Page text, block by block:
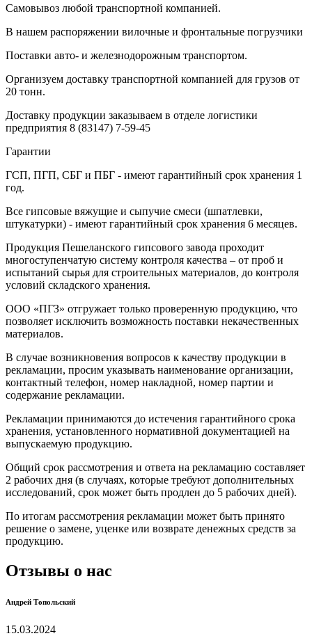
Самовывоз любой транспортной компанией.
В нашем распоряжении вилочные и фронтальные погрузчики
Поставки авто- и железнодорожным транспортом.
Организуем доставку транспортной компанией для грузов от
20 тонн.
Доставку продукции заказываем в отделе логистики
предприятия 8 (83147) 7-59-45
Гарантии
ГСП, ПГП, СБГ и ПБГ - имеют гарантийный срок хранения 1
год.
Все гипсовые вяжущие и сыпучие смеси (шпатлевки,
штукатурки) - имеют гарантийный срок хранения 6 месяцев.
Продукция Пешеланского гипсового завода проходит
многоступенчатую систему контроля качества – от проб и
испытаний сырья для строительных материалов, до контроля
условий складского хранения.
ООО «ПГЗ» отгружает только проверенную продукцию, что
позволяет исключить возможность поставки некачественных
материалов.
В случае возникновения вопросов к качеству продукции в
рекламации, просим указывать наименование организации,
контактный телефон, номер накладной, номер партии и
содержание рекламации.
Рекламации принимаются до истечения гарантийного срока
хранения, установленного нормативной документацией на
выпускаемую продукцию.
Общий срок рассмотрения и ответа на рекламацию составляет
2 рабочих дня (в случаях, которые требуют дополнительных
исследований, срок может быть продлен до 5 рабочих дней).
По итогам рассмотрения рекламации может быть принято
решение о замене, уценке или возврате денежных средств за
продукцию.
Отзывы о нас
Андрей Топольский
15.03.2024